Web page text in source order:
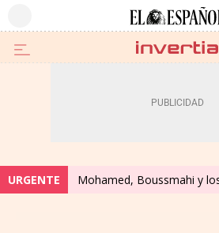
URGENTE Mohamed, Boussmahi y